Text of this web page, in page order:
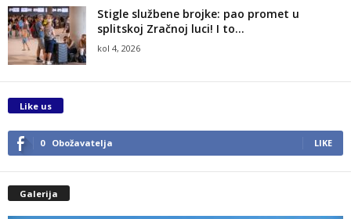
Stigle službene brojke: pao promet u
splitskoj Zračnoj luci! I to...
kol 4, 2026
Like us
0 Obožavatelja LIKE
Galerija